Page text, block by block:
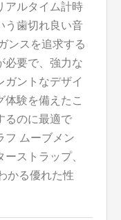
アルタイム計時
う歯切れ良い音
ンスを追求する
必要で、強力な
ガントなデザイ
体験を備えたこ
るのに最適で
フ ムーブメン
ストラップ、
かる優れた性